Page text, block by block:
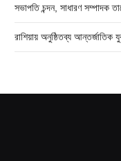
সভাপতি চন্দন, সাধারণ সম্পাদক
রাশিয়ায় অনুষ্ঠিতব্য